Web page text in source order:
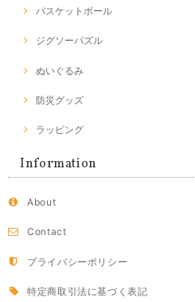
バスケットボール
ジグソーパズル
ぬいぐるみ
防災グッズ
ラッピング
Information
About
Contact
プライバシーポリシー
特定商取引法に基づく表記